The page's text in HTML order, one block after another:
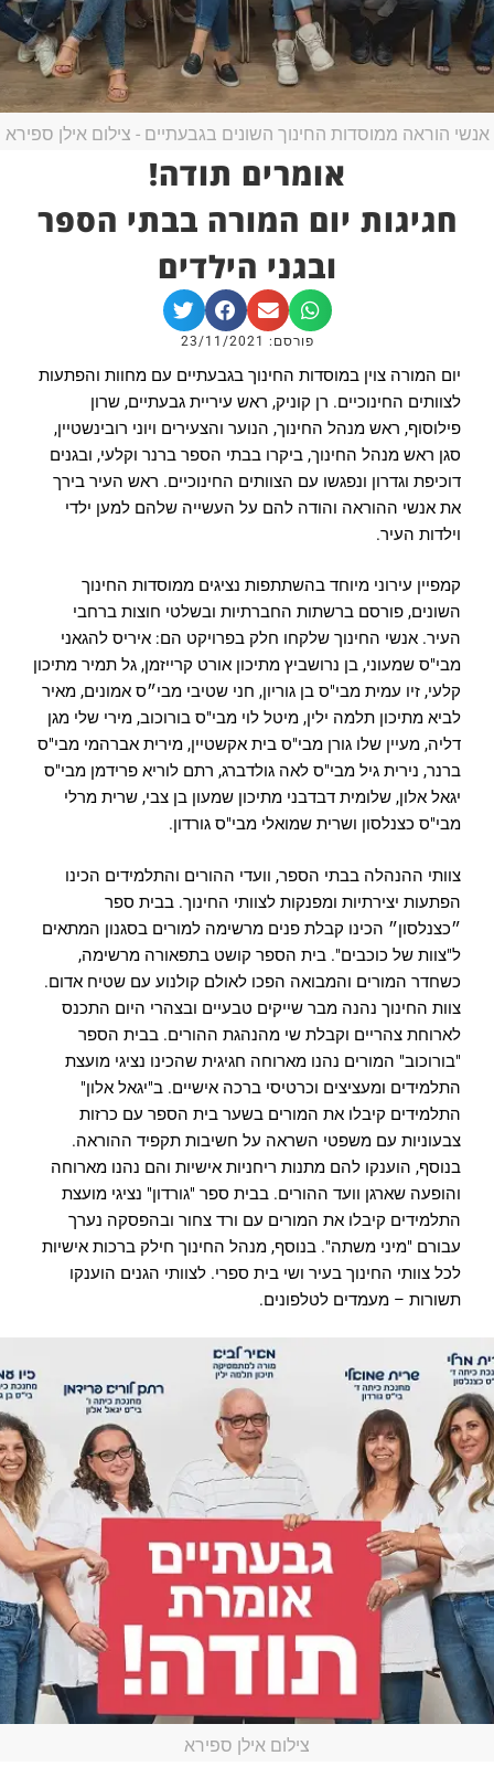
אנשי הוראה ממוסדות החינוך השונים בגבעתיים - צילום אילן ספירא
אומרים תודה!
חגיגות יום המורה בבתי הספר
ובגני הילדים
פורסם: 23/11/2021
יום המורה צוין במוסדות החינוך בגבעתיים עם מחוות והפתעות
לצוותים החינוכיים. רן קוניק, ראש עיריית גבעתיים, שרון
פילוסוף, ראש מנהל החינוך, הנוער והצעירים ויוני רובינשטיין,
סגן ראש מנהל החינוך, ביקרו בבתי הספר ברנר וקלעי, ובגנים
דוכיפת וגדרון ונפגשו עם הצוותים החינוכיים. ראש העיר בירך
את אנשי ההוראה והודה להם על העשייה שלהם למען ילדי
וילדות העיר.
קמפיין עירוני מיוחד בהשתתפות נציגים ממוסדות החינוך
השונים, פורסם ברשתות החברתיות ובשלטי חוצות ברחבי
העיר. אנשי החינוך שלקחו חלק בפרויקט הם: איריס להגאני
מבי"ס שמעוני, בן נרושביץ מתיכון אורט קרייזמן, גל תמיר מתיכון
קלעי, זיו עמית מבי"ס בן גוריון, חני שטיבי מבי״ס אמונים, מאיר
לביא מתיכון תלמה ילין, מיטל לוי מבי"ס בורוכוב, מירי שלי מגן
דליה, מעיין שלו גורן מבי"ס בית אקשטיין, מירית אברהמי מבי"ס
ברנר, נירית גיל מבי"ס לאה גולדברג, רתם לוריא פרידמן מבי"ס
יגאל אלון, שלומית דבדבני מתיכון שמעון בן צבי, שרית מרלי
מבי"ס כצנלסון ושרית שמואלי מבי"ס גורדון.
צוותי ההנהלה בבתי הספר, וועדי ההורים והתלמידים הכינו
הפתעות יצירתיות ומפנקות לצוותי החינוך. בבית ספר
״כצנלסון״ הכינו קבלת פנים מרשימה למורים בסגנון המתאים
ל"צוות של כוכבים". בית הספר קושט בתפאורה מרשימה,
כשחדר המורים והמבואה הפכו לאולם קולנוע עם שטיח אדום.
צוות החינוך נהנה מבר שייקים טבעיים ובצהרי היום התכנס
לארוחת צהריים וקבלת שי מהנהגת ההורים. בבית הספר
"בורוכוב" המורים נהנו מארוחה חגיגית שהכינו נציגי מועצת
התלמידים ומעציצים וכרטיסי ברכה אישיים. ב"יגאל אלון"
התלמידים קיבלו את המורים בשער בית הספר עם כרזות
צבעוניות עם משפטי השראה על חשיבות תקפיד ההוראה.
בנוסף, הוענקו להם מתנות ריחניות אישיות והם נהנו מארוחה
והופעה שארגן וועד ההורים. בבית ספר "גורדון" נציגי מועצת
התלמידים קיבלו את המורים עם ורד צחור ובהפסקה נערך
עבורם "מיני משתה". בנוסף, מנהל החינוך חילק ברכות אישיות
לכל צוותי החינוך בעיר ושי בית ספרי. לצוותי הגנים הוענקו
תשורות – מעמדים לטלפונים.
צילום אילן ספירא